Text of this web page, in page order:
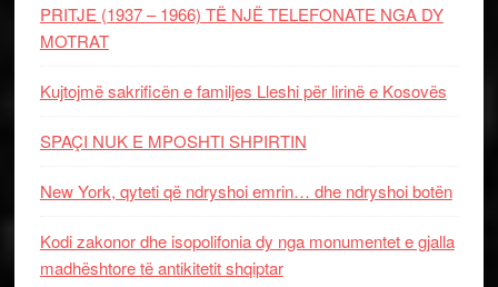
PRITJE (1937 – 1966) TË NJË TELEFONATE NGA DY
MOTRAT
Kujtojmë sakrificën e familjes Lleshi për lirinë e Kosovës
SPAÇI NUK E MPOSHTI SHPIRTIN
New York, qyteti që ndryshoi emrin… dhe ndryshoi botën
Kodi zakonor dhe isopolifonia dy nga monumentet e gjalla
madhështore të antikitetit shqiptar